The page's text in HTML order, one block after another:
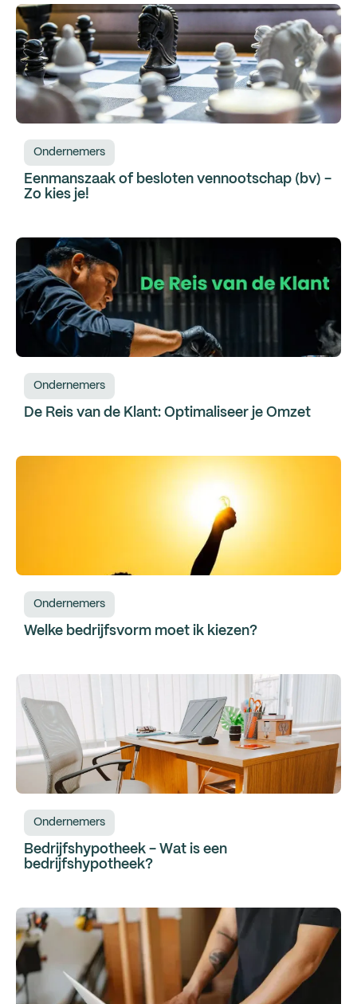
Ondernemers
Eenmanszaak of besloten vennootschap (bv) -
Zo kies je!
Ondernemers
De Reis van de Klant: Optimaliseer je Omzet
Ondernemers
Welke bedrijfsvorm moet ik kiezen?
Ondernemers
Bedrijfshypotheek - Wat is een
bedrijfshypotheek?